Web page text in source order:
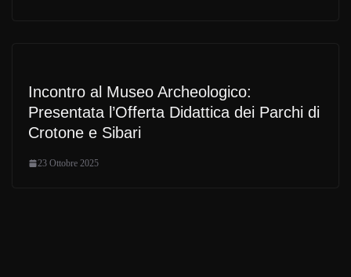
Incontro al Museo Archeologico:
Presentata l’Offerta Didattica dei Parchi di
Crotone e Sibari
23 Ottobre 2025